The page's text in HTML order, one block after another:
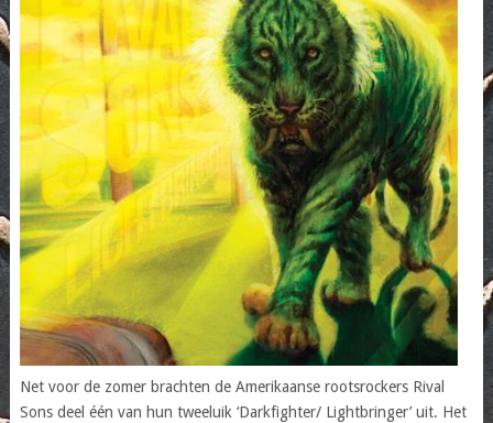
Net voor de zomer brachten de Amerikaanse rootsrockers Rival
Sons deel één van hun tweeluik ‘Darkfighter/ Lightbringer’ uit. Het